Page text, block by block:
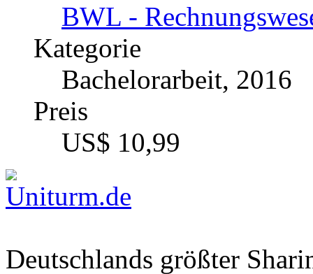
Fach
BWL -
Kategorie
Bachelorarbeit, 2016
Preis